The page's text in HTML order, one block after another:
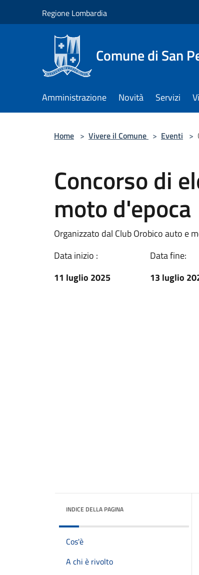
Regione Lombardia
Comune di San
Amministrazione Novità Servizi
Home > Vivere il Comune > Eventi >
Concorso di
moto d'epoca
Organizzato dal Club Orobico auto e
Data inizio :
11 luglio 2025
Data fine:
13 luglio
INDICE DELLA PAGINA
Cos'è
A chi è rivolto